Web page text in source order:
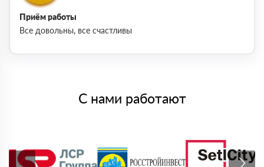
Приём работы
Все довольны, все счастливы
С нами работают